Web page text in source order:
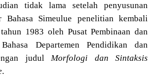
tidak lama setelah penyusunan
Bahasa Simeulue penelitian kembali
1983 oleh Pusat Pembinaan dan
Bahasa Departemen Pendidikan dan
judulMorfologi dan Sintaksis
.